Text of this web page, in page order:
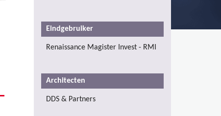
Eindgebruiker
Renaissance Magister Invest - RMI
Architecten
DDS & Partners